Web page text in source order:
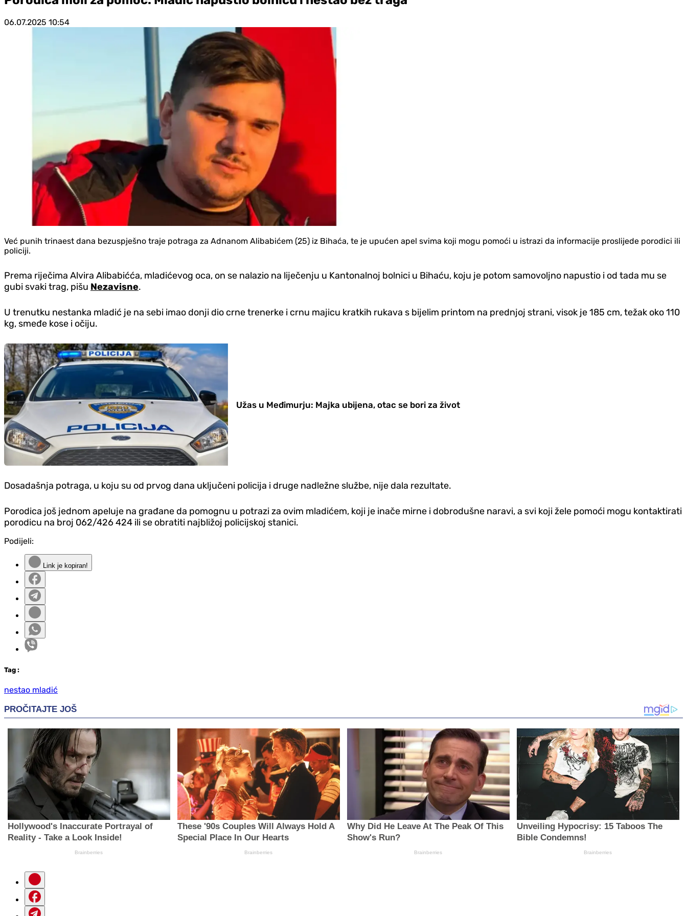
06.07.2025 10:54
Već punih trinaest dana bezuspješno traje potraga za Adnanom Alibabićem (25) iz Bihaća, te je upućen apel svima koji mogu pomoći u istrazi da informacije proslijede porodici ili
policiji.
Prema riječima Alvira Alibabićća, mladićevog oca, on se nalazio na liječenju u Kantonalnoj bolnici u Bihaću, koju je potom samovoljno napustio i od tada mu se
gubi svaki trag, pišu Nezavisne.
U trenutku nestanka mladić je na sebi imao donji dio crne trenerke i crnu majicu kratkih rukava s bijelim printom na prednjoj strani, visok je 185 cm, težak oko 110
kg, smeđe kose i očiju.
Užas u Međimurju: Majka ubijena, otac se bori za život
Dosadašnja potraga, u koju su od prvog dana uključeni policija i druge nadležne službe, nije dala rezultate.
Porodica još jednom apeluje na građane da pomognu u potrazi za ovim mladićem, koji je inače mirne i dobrodušne naravi, a svi koji žele pomoći mogu kontaktirati
porodicu na broj 062/426 424 ili se obratiti najbližoj policijskoj stanici.
Podijeli:
Link je kopiran!
Tag :
nestao mladić